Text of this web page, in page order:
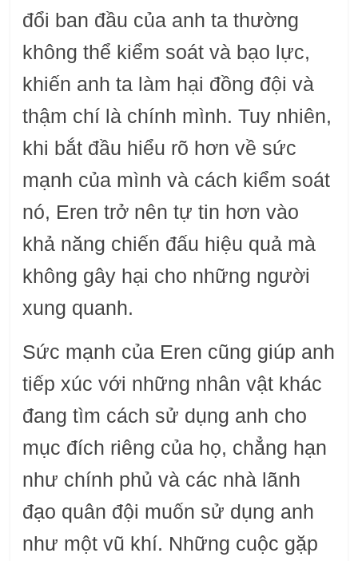
đổi ban đầu của anh ta thường
không thể kiểm soát và bạo lực,
khiến anh ta làm hại đồng đội và
thậm chí là chính mình. Tuy nhiên,
khi bắt đầu hiểu rõ hơn về sức
mạnh của mình và cách kiểm soát
nó, Eren trở nên tự tin hơn vào
khả năng chiến đấu hiệu quả mà
không gây hại cho những người
xung quanh.
Sức mạnh của Eren cũng giúp anh
tiếp xúc với những nhân vật khác
đang tìm cách sử dụng anh cho
mục đích riêng của họ, chẳng hạn
như chính phủ và các nhà lãnh
đạo quân đội muốn sử dụng anh
như một vũ khí. Những cuộc gặp